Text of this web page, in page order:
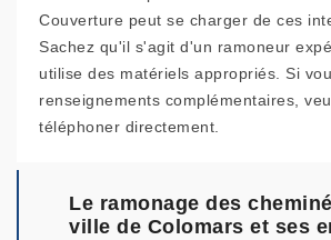
Couverture peut se charger de ces
Sachez qu'il s'agit d'un ramoneur
utilise des matériels appropriés. Si
renseignements complémentaires,
téléphoner directement.
Le ramonage des
ville de Colomars et ses